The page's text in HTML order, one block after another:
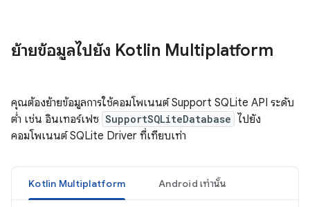
ย้ายข้อมูลไปยัง Kotlin Multiplatform
คุณต้องย้ายข้อมูลการใช้คอมโพเนนต์ Support SQLite API ระดับ
ต่ำ เช่น อินเทอร์เฟซ SupportSQLiteDatabase ไปยัง
คอมโพเนนต์ SQLite Driver ที่เทียบเท่า
Kotlin Multiplatform Android เท่านั้น